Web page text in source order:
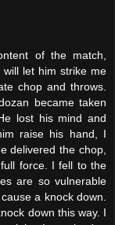
of the match,
let him strike me
chop and throws.
became taken
lost his mind and
raise his hand, I
delivered the chop,
force. I fell to the
are so vulnerable
a knock down.
down this way. I